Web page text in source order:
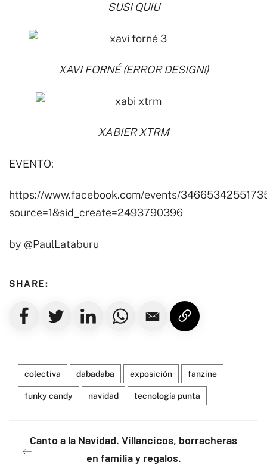
SUSI QUIU
XAVI FORNÉ (ERROR DESIGN!)
XABIER XTRM
EVENTO:
https://www.facebook.com/events/
source=1&sid_create=2493790396
by @PaulLataburu
SHARE:
colectiva dabadaba exposición fanzine
funky candy navidad tecnología punta
Canto a la Navidad. Villancicos, borracheras
en familia y regalos.